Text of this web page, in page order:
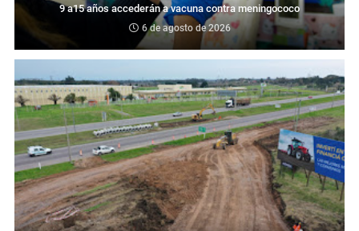
9 a15 años accederán a vacuna contra meningococo
6 de agosto de 2026